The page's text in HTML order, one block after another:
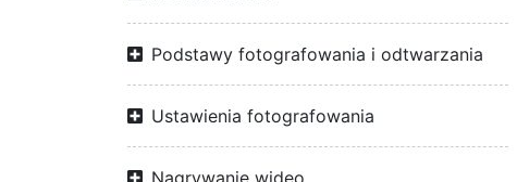
Podstawy fotografowania i odtwarzania
Ustawienia fotografowania
Nagrywanie wideo